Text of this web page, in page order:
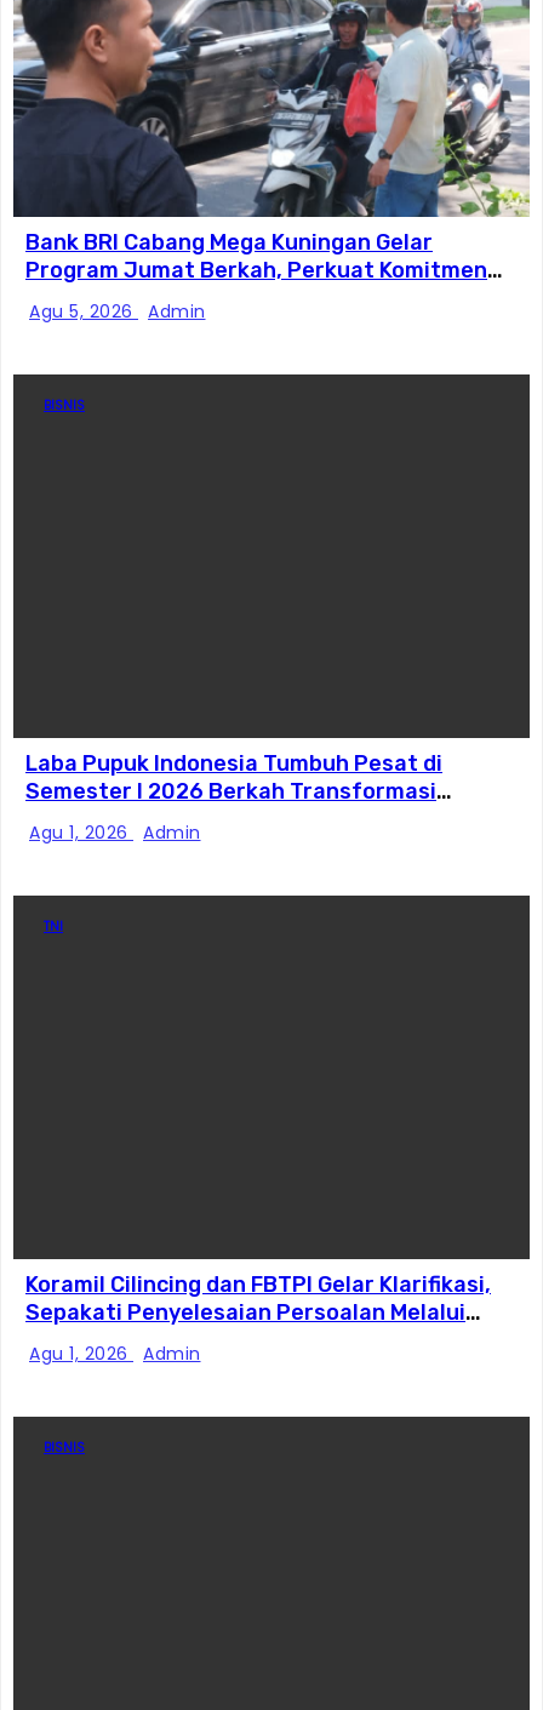
Bank BRI Cabang Mega Kuningan Gelar
Program Jumat Berkah, Perkuat Komitmen
untuk Saling Berbagai Kepada Masyarakat
Sekitar Kawasan Mega Kuningan
Agu 5, 2026 Admin
BISNIS
Laba Pupuk Indonesia Tumbuh Pesat di
Semester I 2026 Berkah Transformasi
Danantara
Agu 1, 2026 Admin
TNI
Koramil Cilincing dan FBTPI Gelar Klarifikasi,
Sepakati Penyelesaian Persoalan Melalui
Dialog
Agu 1, 2026 Admin
BISNIS